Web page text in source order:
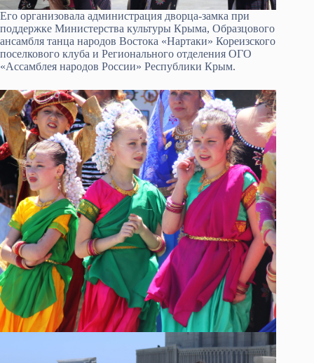
Его организовала администрация дворца-замка при
поддержке Министерства культуры Крыма, Образцового
ансамбля танца народов Востока «Нартаки» Кореизского
поселкового клуба и Регионального отделения ОГО
«Ассамблея народов России» Республики Крым.